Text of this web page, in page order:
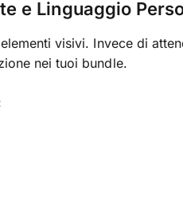
e Linguaggio
visivi. Invece di
nei tuoi bundle.